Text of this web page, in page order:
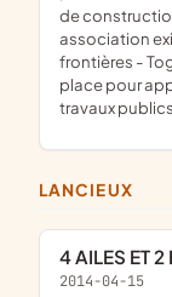
de
association
frontières -
place pour
travaux
LANCIEUX
4 AILES ET
2014-04-15